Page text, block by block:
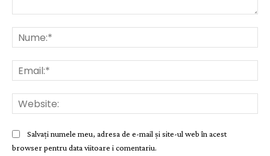
Salvați numele meu, adresa de e-mail și site-ul web în acest
browser pentru data viitoare i comentariu.